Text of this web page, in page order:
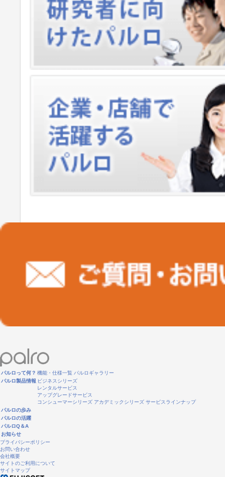
パルロって何？ 機能・仕様一覧 パルロギャラリー
パルロ製品情報 ビジネスシリーズ
レンタルサービス
アップグレードサービス
コンシューマーシリーズ アカデミックシリーズ サービスラインナップ
パルロの歩み
パルロの活躍
パルロQ＆A
お知らせ
プライバシーポリシー
お問い合わせ
会社概要
サイトのご利用について
サイトマップ